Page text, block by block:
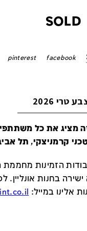
SOLD
facebook
pinterest
טרי 2026
קרמניצקי, תל אביב, בין
הזמינות מחממת
בחנות אונליין.
אלינו במייל: